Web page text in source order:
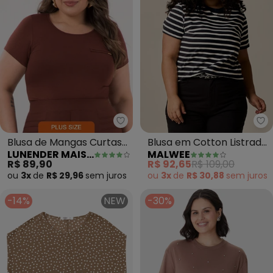
Lunender Mais Mulher - Blusa
Blusa de Mangas Curtas
Plus Size em Malha
(Marrom)
LUNENDER MAIS MULHER
R$ 89,90
ou 3x de R$ 29,96 sem juros
Blusa em Cotton Listrado
Plus (Preto)
MALWEE
R$ 92,65R$ 109,00
ou 3x de R$ 30,88 sem juros
-14% NEW -30%